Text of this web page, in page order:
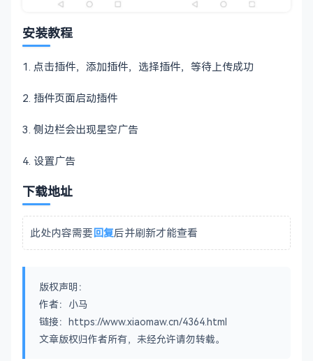
安装教程
1. 点击插件，添加插件，选择插件，等待上传成功
2. 插件页面启动插件
3. 侧边栏会出现星空广告
4. 设置广告
下载地址
此处内容需要回复后并刷新才能查看
版权声明：
作者：小马
链接：https://www.xiaomaw.cn/4364.html
文章版权归作者所有，未经允许请勿转载。